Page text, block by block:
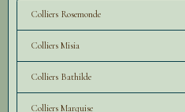
Colliers Rosemonde
Colliers Misia
Colliers Bathilde
Colliers Marquise